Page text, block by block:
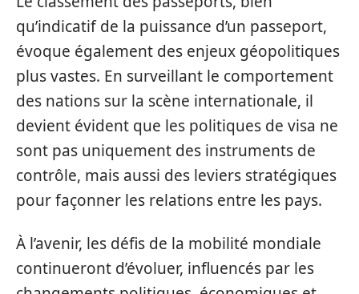
qu’indicatif de la puissance d’un passeport,
évoque également des enjeux géopolitiques
plus vastes. En surveillant le comportement
des nations sur la scène internationale, il
devient évident que les politiques de visa ne
sont pas uniquement des instruments de
contrôle, mais aussi des leviers stratégiques
pour façonner les relations entre les pays.
À l’avenir, les défis de la mobilité mondiale
continueront d’évoluer, influencés par les